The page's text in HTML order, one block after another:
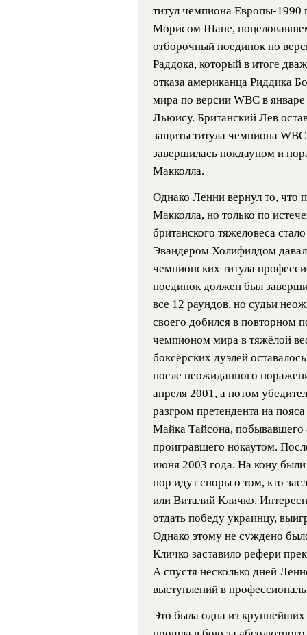
титул чемпиона Европы-
Морисом Шане,
отборочный поединок по
Раддока, который в итоге
отказа американца Риддика
мира по версии WBC в
Льюису. Британский Лев
защиты титула чемпиона
завершилась нокдауном и
Макколла.
Однако Ленни вернул то, что
Макколла, но только по
британского тяжеловеса
Эвандером Холифилдом
чемпионских титула
поединок должен был
все 12 раундов, но судьи
своего добился в повторном
чемпионом мира в тяжёлой
боксёрских дуэлей
после неожиданного
апреля 2001, а потом
разгром претендента на
Майка Тайсона, побывавшего
проигравшего нокаутом.
июня 2003 года. На кону
пор идут споры о том, кто
или Виталий Кличко.
отдать победу украинцу,
Однако этому не суждено
Кличко заставило рефери
А спустя несколько дней
выступлений в
Это была одна из крупнейших